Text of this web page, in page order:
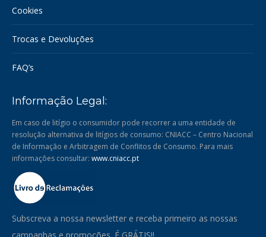
Cookies
Trocas e Devoluções
FAQ’s
Informação Legal:
Em caso de litígio o consumidor pode recorrer a uma entidade de
resolução alternativa de litígios de consumo: CNIACC – Centro Nacional
de Informação e Arbitragem de Conflitos de Consumo. Para mais
informações consultar: www.cniacc.pt
Subscreva a nossa newsletter e receba primeiro as nossas
campanhas e promoções. É GRÁTIS!!